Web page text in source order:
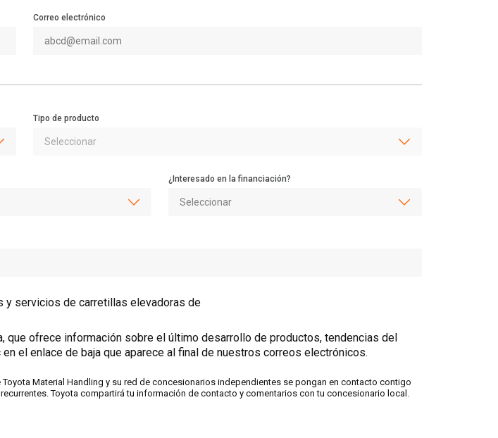
Correo electrónico
Tipo de producto
¿Interesado en la financiación?
y servicios de carretillas elevadoras de
que ofrece información sobre el último desarrollo de productos, tendencias del
el enlace de baja que aparece al final de nuestros correos electrónicos.
Material Handling y su red de concesionarios independientes se pongan en contacto contigo
Toyota compartirá tu información de contacto y comentarios con tu concesionario local.